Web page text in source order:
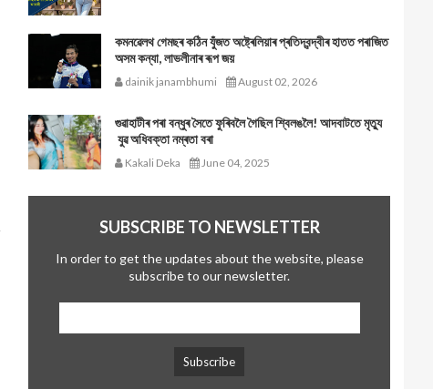
কমনৱেলথ গেমছৰ কঠিন যুঁজত অষ্ট্ৰেলিয়াৰ প্ৰতিদ্বন্দ্বীৰ হাতত পৰাজিত
অসম কন্যা, লাভলীনাৰ ৰূপ জয়
dainik janambhumi August 02, 2026
গুৱাহাটীৰ পৰা বন্ধুৰ সৈতে ফুৰিবলৈ গৈছিল শ্বিলঙলৈ! আদবাটতে মৃত্যু
যুৱ অধিবক্তা নম্ৰতা বৰা
Kakali Deka June 04, 2025
SUBSCRIBE TO NEWSLETTER
In order to get the updates about the website, please
subscribe to our newsletter.